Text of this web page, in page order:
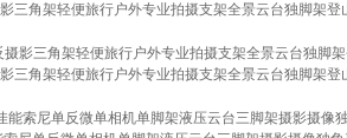
三角架轻便旅行户外专业拍摄支架全景云台独脚架登
三角架轻便旅行户外专业拍摄支架全景云台独脚架